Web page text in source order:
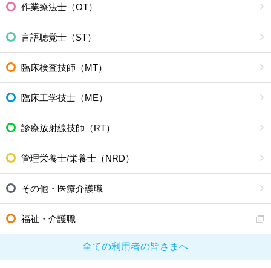
作業療法士（OT）
言語聴覚士（ST）
臨床検査技師（MT）
臨床工学技士（ME）
診療放射線技師（RT）
管理栄養士/栄養士（NRD）
その他・医療介護職
福祉・介護職
全ての利用者の皆さまへ